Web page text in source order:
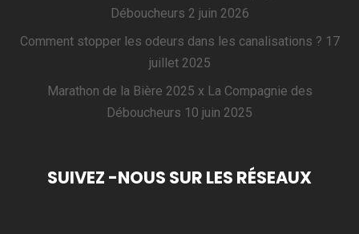
Déboucheurs 2 juin 2026
Comment stopper les odeurs dans les canalisations ? 17
juillet 2025
Marathon de la Bière 2025 x La Compagnie des
Déboucheurs 10 juin 2025
SUIVEZ -NOUS SUR LES RÉSEAUX